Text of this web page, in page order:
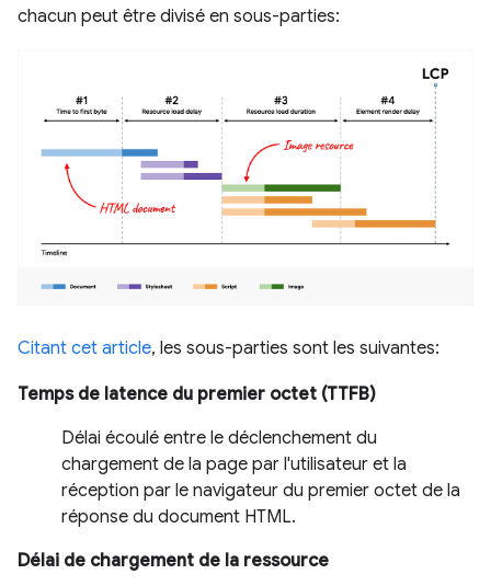
chacun peut être divisé en sous-parties:
Citant cet article, les sous-parties sont les suivantes:
Temps de latence du premier octet (TTFB)
Délai écoulé entre le déclenchement du
chargement de la page par l'utilisateur et la
réception par le navigateur du premier octet de la
réponse du document HTML.
Délai de chargement de la ressource